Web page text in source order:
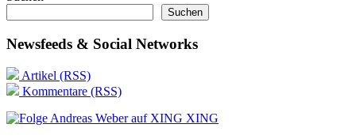
Suchen
Newsfeeds & Social Networks
Artikel (RSS)
Kommentare (RSS)
XING